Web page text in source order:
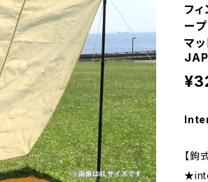
フ
ー
マ
【